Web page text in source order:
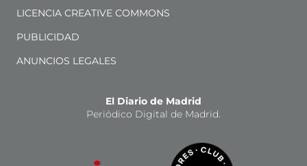
LICENCIA CREATIVE COMMONS
PUBLICIDAD
ANUNCIOS LEGALES
El Diario de Madrid
Periódico Digital de Madrid.